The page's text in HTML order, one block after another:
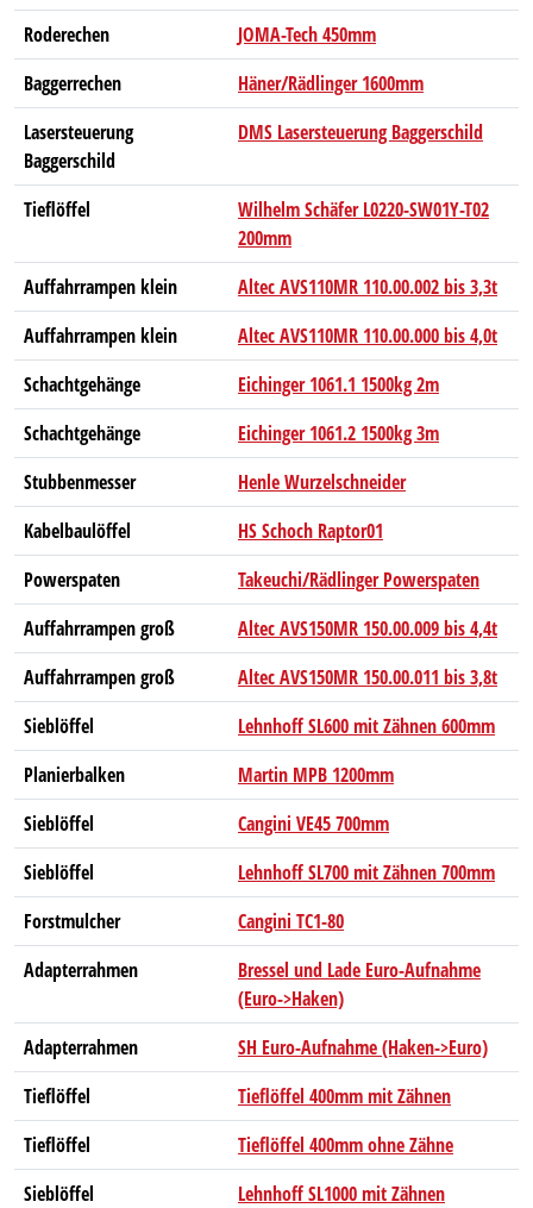
Roderechen
JOMA-Tech 450mm
Baggerrechen
Häner/Rädlinger 1600mm
Lasersteuerung
Baggerschild
DMS Lasersteuerung Baggerschild
Tieflöffel
Wilhelm Schäfer L0220-SW01Y-T02
200mm
Auffahrrampen klein
Altec AVS110MR 110.00.002 bis 3,3t
Auffahrrampen klein
Altec AVS110MR 110.00.000 bis 4,0t
Schachtgehänge
Eichinger 1061.1 1500kg 2m
Schachtgehänge
Eichinger 1061.2 1500kg 3m
Stubbenmesser
Henle Wurzelschneider
Kabelbaulöffel
HS Schoch Raptor01
Powerspaten
Takeuchi/Rädlinger Powerspaten
Auffahrrampen groß
Altec AVS150MR 150.00.009 bis 4,4t
Auffahrrampen groß
Altec AVS150MR 150.00.011 bis 3,8t
Sieblöffel
Lehnhoff SL600 mit Zähnen 600mm
Planierbalken
Martin MPB 1200mm
Sieblöffel
Cangini VE45 700mm
Sieblöffel
Lehnhoff SL700 mit Zähnen 700mm
Forstmulcher
Cangini TC1-80
Adapterrahmen
Bressel und Lade Euro-Aufnahme
(Euro->Haken)
Adapterrahmen
SH Euro-Aufnahme (Haken->Euro)
Tieflöffel
Tieflöffel 400mm mit Zähnen
Tieflöffel
Tieflöffel 400mm ohne Zähne
Sieblöffel
Lehnhoff SL1000 mit Zähnen